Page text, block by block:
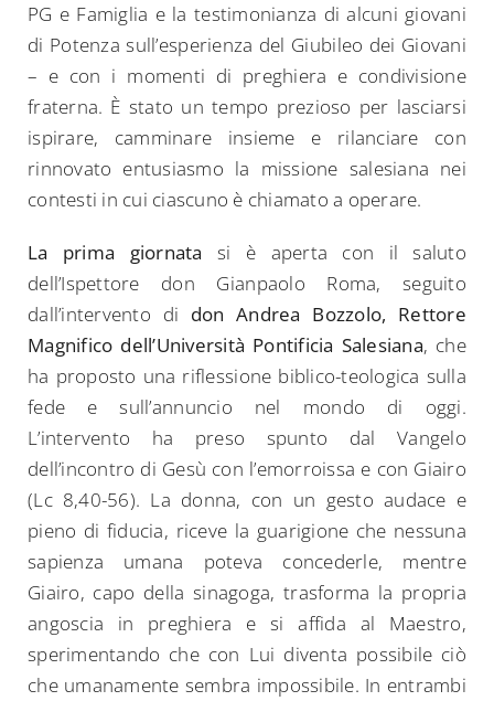
PG e Famiglia e la testimonianza di alcuni giovani
di Potenza sull’esperienza del Giubileo dei Giovani
– e con i momenti di preghiera e condivisione
fraterna. È stato un tempo prezioso per lasciarsi
ispirare, camminare insieme e rilanciare con
rinnovato entusiasmo la missione salesiana nei
contesti in cui ciascuno è chiamato a operare.
La prima giornata si è aperta con il saluto
dell’Ispettore don Gianpaolo Roma, seguito
dall’intervento di don Andrea Bozzolo, Rettore
Magnifico dell’Università Pontificia Salesiana, che
ha proposto una riflessione biblico-teologica sulla
fede e sull’annuncio nel mondo di oggi.
L’intervento ha preso spunto dal Vangelo
dell’incontro di Gesù con l’emorroissa e con Giairo
(Lc 8,40-56). La donna, con un gesto audace e
pieno di fiducia, riceve la guarigione che nessuna
sapienza umana poteva concederle, mentre
Giairo, capo della sinagoga, trasforma la propria
angoscia in preghiera e si affida al Maestro,
sperimentando che con Lui diventa possibile ciò
che umanamente sembra impossibile. In entrambi